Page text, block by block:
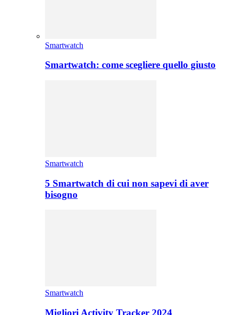
Smartwatch
Smartwatch: come scegliere quello giusto
Smartwatch
5 Smartwatch di cui non sapevi di aver
bisogno
Smartwatch
Migliori Activity Tracker 2024